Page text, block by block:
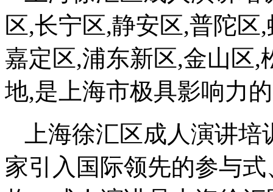
区,长宁区,静安区,普陀
嘉定区,浦东新区,金山区,
地,是上海市极具影响力
上海徐汇区成人演讲
家引入国际领先的参与